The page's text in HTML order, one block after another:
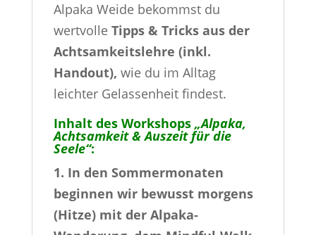
Alpaka Weide bekommst du
wertvolle Tipps & Tricks aus der
Achtsamkeitslehre (inkl.
Handout), wie du im Alltag
leichter Gelassenheit findest.
Inhalt des Workshops „Alpaka,
Achtsamkeit & Auszeit für die
Seele“:
1. In den Sommermonaten
beginnen wir bewusst morgens
(Hitze) mit der Alpaka-